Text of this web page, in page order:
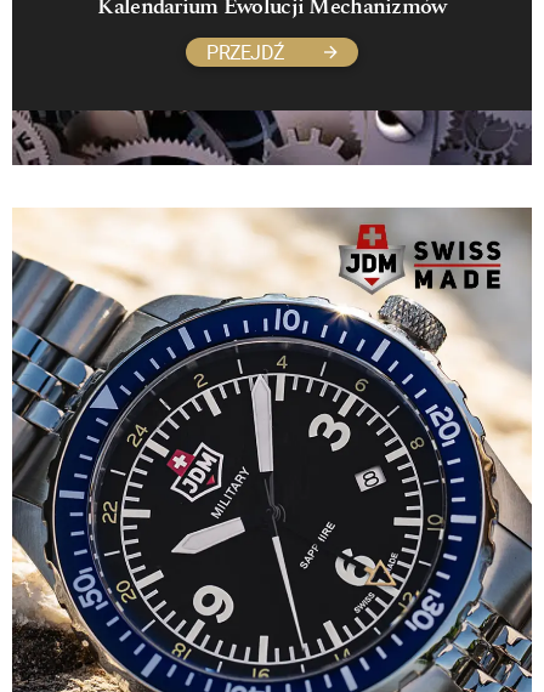
Kalendarium Ewolucji Mechanizmów
PRZEJDŹ